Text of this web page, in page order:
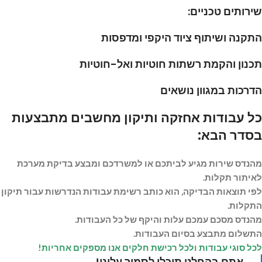
שירותים טכניים:
התקנה ושיתוף ציוד היקפי ומדפסות
תכנון והקמת רשתות חוטיות ואל-חוטיות
הדרכות במגוון נושאים
כל עבודות אחזקה ותיקון מחשבים מתבצעות
בסדר הבא:
מהנדס שירות מגיע לביתכם או למשרדכם ומבצע בדיקת מערכת
לאיתור תקלות.
לפי תוצאות הבדיקה, הוא כותב רשימת עבודות הנדרשות עבור תיקון
התקלות.
מהנדס מסכם עמכם עלות והיקף של כל העבודות.
התשלום מתבצע בסיום העבודות.
לכל סוגי עבודות ולכל רכישת חלקים אנו מספקים אחריות!